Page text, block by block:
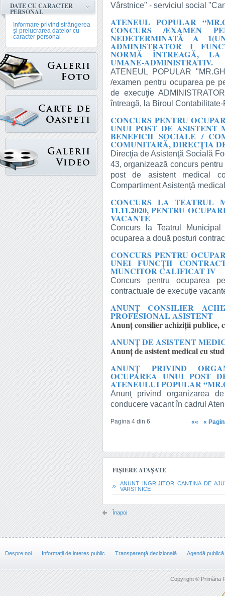
DATE CU CARACTER
PERSONAL
Informare privind strângerea
și prelucrarea datelor cu
caracter personal
Vârstnice" - serviciul social
ATENEUL POPULAR
CONCURS /EXAMEN
NEDETERMINATĂ A
ADMINISTRATOR I
NORMĂ ÎNTREAGĂ, LA
UMANE-ADMINISTRATIV.
ATENEUL POPULAR
/examen pentru ocuparea pe
de execuţie
întreagă, la Biroul
CONCURS PENTRU
UNUI POST DE ASISTENT
BENEFICII SOCIALE /
COMUNITARĂ, DIRECŢIA
Direcţia de Asistenţă Socială
43, organizează concurs
post de asistent medical
Compartiment Asistenţă
CONCURS LA TEATRUL
11.11.2020, PENTRU
VACANTE
Concurs la Teatrul Municipal
ocuparea a două posturi
CONCURS PENTRU
UNEI FUNCŢII
MUNCITOR CALIFICAT IV
Concurs pentru ocuparea
contractuale de execuție
ANUNȚ CONSILIER
PROFESIONAL ASISTENT
Anunț consilier achiziții publice,
ANUNȚ DE ASISTENT
Anunț de asistent medical cu
ANUNŢ PRIVIND
OCUPAREA UNUI POST
ATENEULUI POPULAR
Anunţ privind organizarea
conducere vacant în cadrul
Pagina 4 din 6 «« «
FIȘIERE ATAȘATE
ANUNT INGRIJITOR CANTINA DE
VARSTNICE
Înapoi
Despre noi Informații de interes public Transparenţă decizională Agendă publică
Copyright © Primăria